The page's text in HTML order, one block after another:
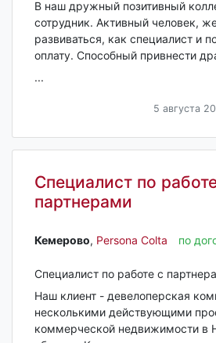
В наш дружный позитивный
сотрудник. Активный человек,
развиваться, как специалист и
оплату. Способный привнести
...
5 августа
Специалист по
партнерами
Кемерово‎, Persona Colta по
Специалист по работе с
Наш клиент - девелоперская
несколькими действующими
коммерческой недвижимости в